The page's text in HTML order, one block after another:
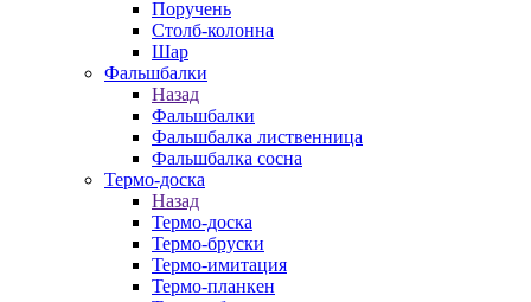
Поручень
Столб-колонна
Шар
Фальшбалки
Назад
Фальшбалки
Фальшбалка лиственница
Фальшбалка сосна
Термо-доска
Назад
Термо-доска
Термо-бруски
Термо-имитация
Термо-планкен